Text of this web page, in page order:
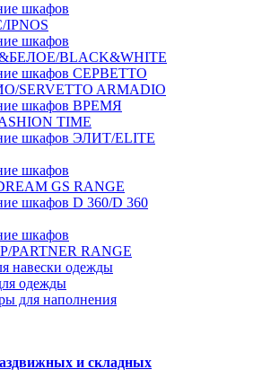
шкафов
шкафов
BLACK&WHITE
шкафов СЕРВЕТТО
SERVETTO ARMADIO
шкафов ВРЕМЯ
TIME
шкафов ЭЛИТ/ELITE
шкафов
GS RANGE
шкафов D 360/D 360
шкафов
RANGE
навески одежды
одежды
для наполнения
и складных